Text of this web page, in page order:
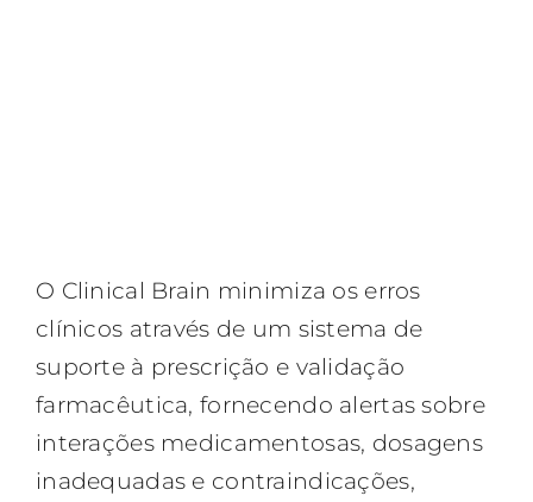
O Clinical Brain minimiza os erros
clínicos através de um sistema de
suporte à prescrição e validação
farmacêutica, fornecendo alertas sobre
interações medicamentosas, dosagens
inadequadas e contraindicações,